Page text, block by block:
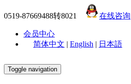
0519-87669488转8021 在线咨询
会员中心
简体中文 | English | 日本語
Toggle navigation